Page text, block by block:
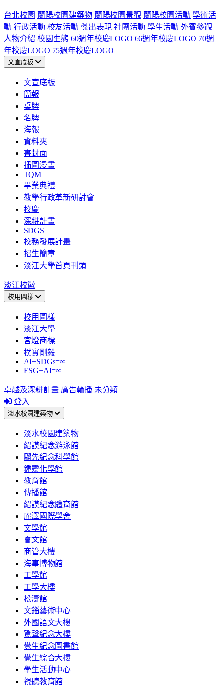
台北校園 蘭陽校園建築物 蘭陽校園景觀 蘭陽校園活動 學術活
動 行政活動 校友活動 傑出表現 社團活動 學生活動 外賓參觀
人物介紹 校園生態 60週年校慶LOGO 66週年校慶LOGO 70週
年校慶LOGO 75週年校慶LOGO
文宣底板
文宣底板
簡報
桌牌
名牌
海報
資料夾
書封面
插圖漫畫
TQM
畢業典禮
教學行政革新研討會
校慶
深耕計畫
SDGS
校務發展計畫
招生簡章
淡江大學首頁刊頭
淡江校徽
校用圖樣
校用圖樣
淡江大學
宮燈商標
樸實剛毅
AI+SDGs=∞
ESG+AI=∞
卓越及深耕計畫 廣告輪播 未分類
登入
淡水校園建築物
淡水校園建築物
紹謨紀念游泳館
騮先紀念科學館
鍾靈化學館
教育館
傳播館
紹謨紀念體育館
麗澤國際學舍
文學館
會文館
商管大樓
海事博物館
工學館
工學大樓
松濤館
文錙藝術中心
外國語文大樓
驚聲紀念大樓
覺生紀念圖書館
覺生綜合大樓
學生活動中心
視聽教育館